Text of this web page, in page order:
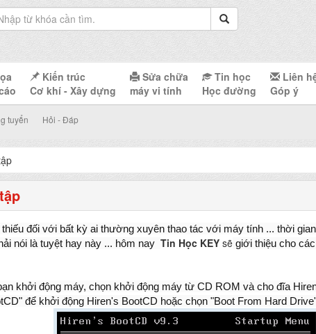
Kiến trúc
Cơ khí - Xây dựng
Sửa chữa
máy vi tính
Tin học
Học đường
Liên
Góp ý
tuyển Hỏi - Đáp
đối với bất kỳ ai thường xuyên thao tác với máy tính ... thời
nói là tuyệt hay này ... hôm nay Tin Học KEY sẽ giới thiệu cho
khởi động máy, chọn khởi động máy từ CD ROM và cho đĩa
để khởi động Hiren's BootCD hoặc chọn "Boot From Hard